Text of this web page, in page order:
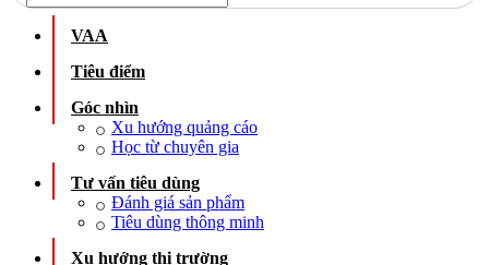
VAA
Tiêu điểm
Góc nhìn
Xu hướng quảng cáo
Học từ chuyên gia
Tư vấn tiêu dùng
Đánh giá sản phẩm
Tiêu dùng thông minh
Xu hướng thị trường